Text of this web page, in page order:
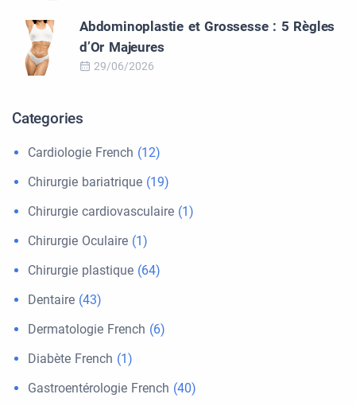
Abdominoplastie et Grossesse : 5 Règles
d’Or Majeures
29/06/2026
Categories
Cardiologie French (12)
Chirurgie bariatrique (19)
Chirurgie cardiovasculaire (1)
Chirurgie Oculaire (1)
Chirurgie plastique (64)
Dentaire (43)
Dermatologie French (6)
Diabète French (1)
Gastroentérologie French (40)